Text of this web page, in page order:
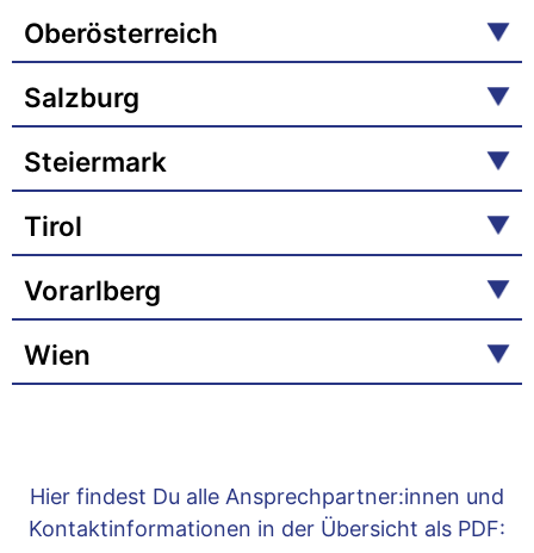
Oberösterreich
Salzburg
Steiermark
Tirol
Vorarlberg
Wien
Hier findest Du alle Ansprechpartner:innen und
Kontaktinformationen in der Übersicht als PDF: